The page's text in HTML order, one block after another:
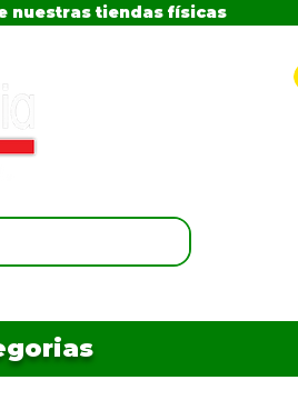
nuestras tiendas físicas